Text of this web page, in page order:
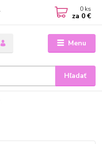
Menu
Hľadať
0 ks
za 0 €